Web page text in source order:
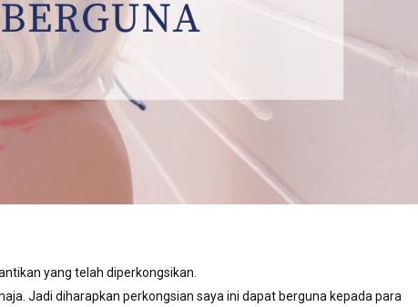
yang telah diperkongsikan.
Jadi diharapkan perkongsian saya ini dapat berguna kepada para